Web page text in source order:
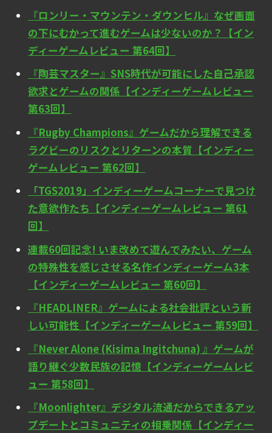
『ロンリー・マウンテン・ダウンヒル』なぜ画面
の下にむかって進むゲームは少ないのか？【イン
ディーゲームレビュー 第64回】
『陶芸マスター』SNS時代が可能にした自己承認
欲求とゲームの関係【インディーゲームレビュー
第63回】
『Rugby Champions』ゲームだから理解できる
ラグビーのリスクとリターンの本質【インディー
ゲームレビュー 第62回】
「TGS2019」インディーゲームコーナーで見つけ
た意欲作たち【インディーゲームレビュー 第61
回】
連載60回記念! いま改めて遊んでみたい、ゲーム
の特殊性を感じさせる名作インディーゲーム3本
【インディーゲームレビュー 第60回】
『HEADLINER』ゲームによる社会批評という新
しい可能性【インディーゲームレビュー 第59回】
『Never Alone (Kisima Ingitchuna) 』ゲームが
語り継ぐ少数民族の記憶【インディーゲームレビ
ュー 第58回】
『Moonlighter』デジタル流通だからできるアッ
プデートとコミュニティの相乗関係【インディー